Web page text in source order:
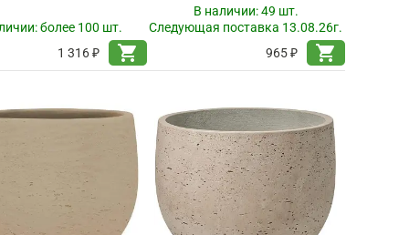
более 100 шт.
1 316 ₽
shopping_cart
В наличии:49 шт.
Следующая поставка 13.08.26г.
965 ₽
shopping_cart